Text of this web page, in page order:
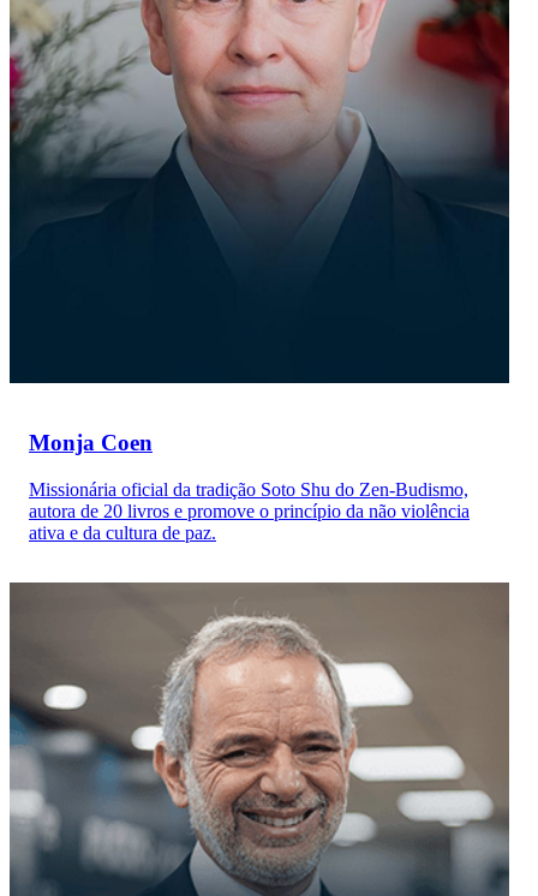
Monja Coen
Missionária oficial da tradição Soto Shu do Zen-Budismo,
autora de 20 livros e promove o princípio da não violência
ativa e da cultura de paz.